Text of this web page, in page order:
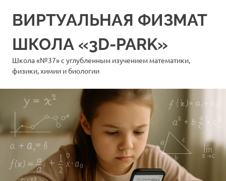
ВИРТУАЛЬНАЯ ФИЗМАТ
ШКОЛА «3D-PARK»
Школа «№37» с углубленным изучением математики,
физики, химии и биологии